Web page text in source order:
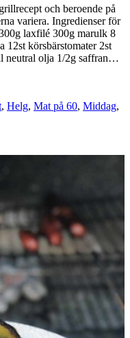
och beroende på
variera. Ingredienser för
laxfilé 300g marulk 8
12st körsbärstomater 2st
neutral olja 1/2g saffran…
, Helg, Mat på 60, Middag,